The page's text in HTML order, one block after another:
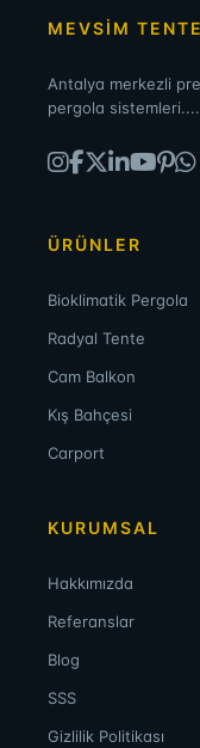
MEVSİM TENTE
Antalya merkezli
pergola
ÜRÜNLER
Bioklimatik Pergola
Radyal Tente
Cam Balkon
Kış Bahçesi
Carport
KURUMSAL
Hakkımızda
Referanslar
Blog
SSS
Gizlilik Politikası